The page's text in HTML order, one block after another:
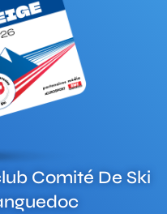
Comité De Ski